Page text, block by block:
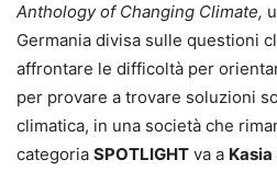
Anthology of Changing Climate,
Germania divisa sulle questioni
affrontare le difficoltà per
per provare a trovare soluzioni
climatica, in una società che
categoria SPOTLIGHT va a